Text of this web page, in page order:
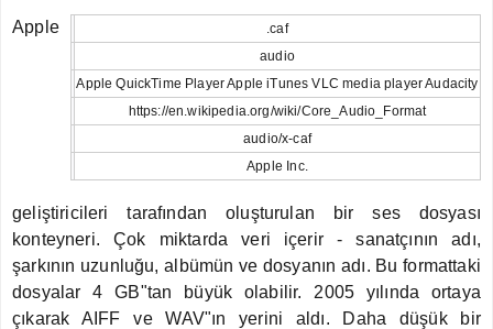
.caf
audio
Apple QuickTime Player Apple iTunes VLC media player Audacity
https://en.wikipedia.org/wiki/Core_Audio_Format
audio/x-caf
Apple Inc.
Apple
geliştiricileri tarafından oluşturulan bir ses dosyası
konteyneri. Çok miktarda veri içerir - sanatçının adı,
şarkının uzunluğu, albümün ve dosyanın adı. Bu formattaki
dosyalar 4 GB"tan büyük olabilir. 2005 yılında ortaya
çıkarak AIFF ve WAV"ın yerini aldı. Daha düşük bir